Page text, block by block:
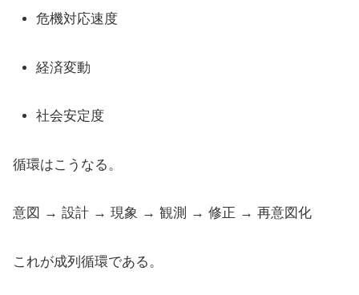
危機対応速度
経済変動
社会安定度
循環はこうなる。
意図 → 設計 → 現象 → 観測 → 修正 → 再意図化
これが成列循環である。